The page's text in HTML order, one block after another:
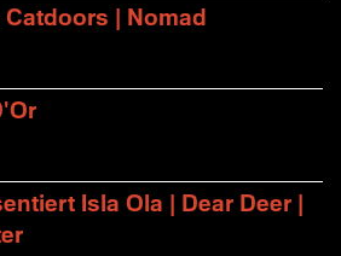
| Nomad
Isla Ola | Dear Deer |